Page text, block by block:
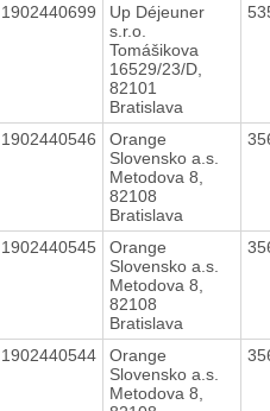
1902440699
Up Déjeuner
s.r.o.
Tomášikova
16529/23/D,
82101
Bratislava
1902440546
Orange
Slovensko a.s.
Metodova 8,
82108
Bratislava
1902440545
Orange
Slovensko a.s.
Metodova 8,
82108
Bratislava
1902440544
Orange
Slovensko a.s.
Metodova 8,